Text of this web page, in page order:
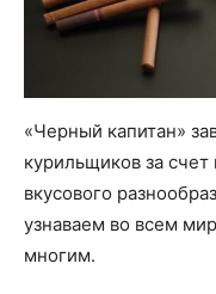
«Черный капитан»
курильщиков за
вкусового
узнаваем во всем
многим.